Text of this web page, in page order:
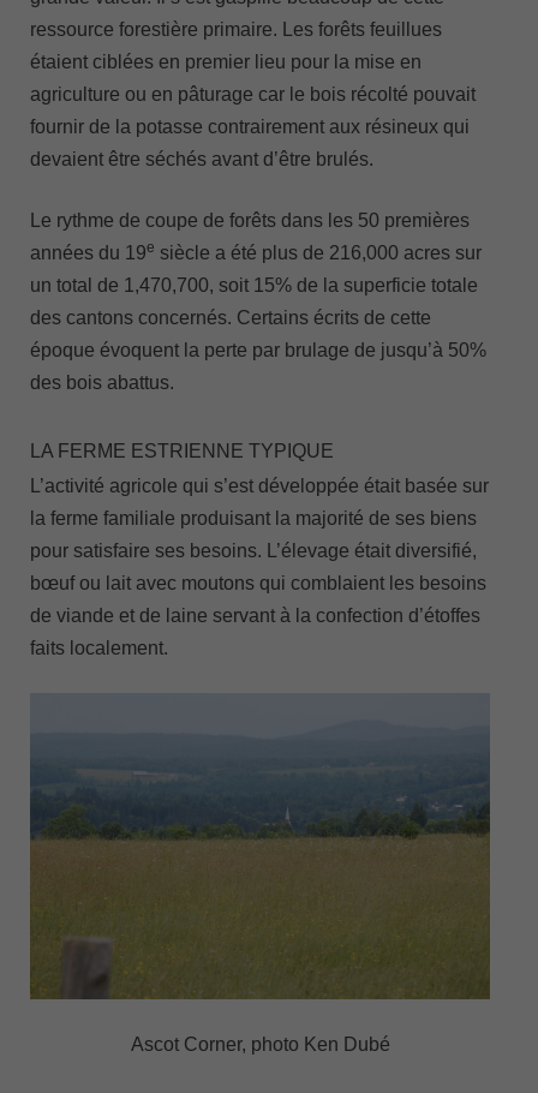
ressource forestière primaire. Les forêts feuillues
étaient ciblées en premier lieu pour la mise en
agriculture ou en pâturage car le bois récolté pouvait
fournir de la potasse contrairement aux résineux qui
devaient être séchés avant d’être brulés.
Le rythme de coupe de forêts dans les 50 premières
années du 19e siècle a été plus de 216,000 acres sur
un total de 1,470,700, soit 15% de la superficie totale
des cantons concernés. Certains écrits de cette
époque évoquent la perte par brulage de jusqu’à 50%
des bois abattus.
LA FERME ESTRIENNE TYPIQUE
L’activité agricole qui s’est développée était basée sur
la ferme familiale produisant la majorité de ses biens
pour satisfaire ses besoins. L’élevage était diversifié,
bœuf ou lait avec moutons qui comblaient les besoins
de viande et de laine servant à la confection d’étoffes
faits localement.
Ascot Corner, photo Ken Dubé